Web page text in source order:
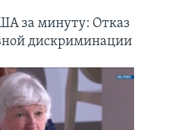
за минуту: Отказ
дискриминации